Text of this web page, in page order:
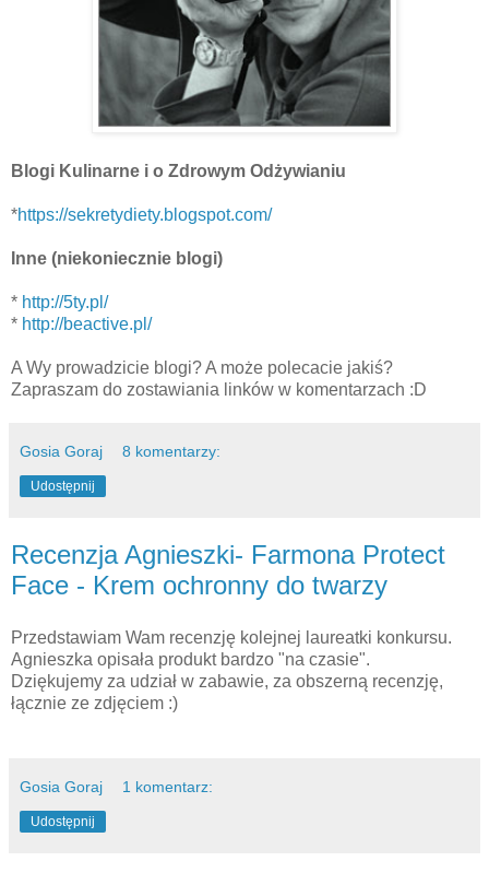
Blogi Kulinarne i o Zdrowym Odżywianiu
*https://sekretydiety.blogspot.com/
Inne (niekoniecznie blogi)
* http://5ty.pl/
* http://beactive.pl/
A Wy prowadzicie blogi? A może polecacie jakiś?
Zapraszam do zostawiania linków w komentarzach :D
Gosia Goraj 8 komentarzy:
Udostępnij
Recenzja Agnieszki- Farmona Protect
Face - Krem ochronny do twarzy
Przedstawiam Wam recenzję kolejnej laureatki konkursu.
Agnieszka opisała produkt bardzo "na czasie".
Dziękujemy za udział w zabawie, za obszerną recenzję,
łącznie ze zdjęciem :)
Gosia Goraj 1 komentarz:
Udostępnij